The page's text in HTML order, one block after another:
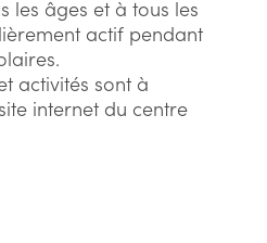
les âges et à tous les
actif pendant
activités sont à
internet du centre